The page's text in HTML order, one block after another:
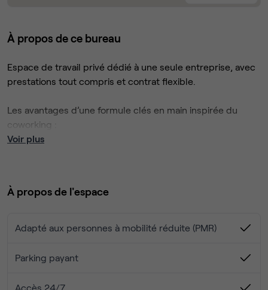
À propos de ce bureau
Espace de travail privé dédié à une seule entreprise, avec
prestations tout compris et contrat flexible.
Les avantages d’une formule clés en main inspirée du
coworking :
- Vous partagez les espaces communs (cuisine,
- Aménagement sur mesure
de préavis
L’espace de 100m² propose 5 pièces différentes jusqu’à 14
- Un grand espace commun, avec kitchenette et
Voir plus
À propos de l'espace
Adapté aux personnes à mobilité réduite (PMR)
Parking payant
Accès 24/7